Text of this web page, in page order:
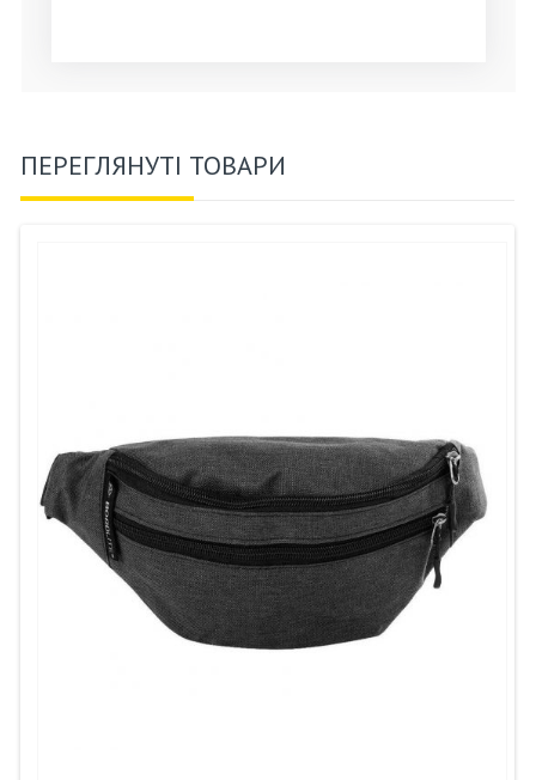
ПЕРЕГЛЯНУТІ ТОВАРИ